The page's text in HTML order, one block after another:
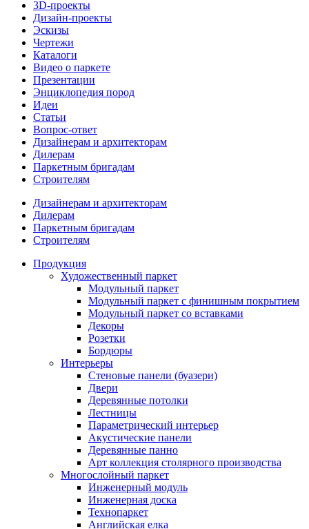
3D-проекты
Дизайн-проекты
Эскизы
Чертежи
Каталоги
Видео о паркете
Презентации
Энциклопедия пород
Идеи
Статьи
Вопрос-ответ
Дизайнерам и архитекторам
Дилерам
Паркетным бригадам
Строителям
Дизайнерам и архитекторам
Дилерам
Паркетным бригадам
Строителям
Продукция
Художественный паркет
Модульный паркет
Модульный паркет с финишным покрытием
Модульный паркет со вставками
Декоры
Розетки
Бордюры
Интерьеры
Стеновые панели (буазери)
Двери
Деревянные потолки
Лестницы
Параметрический интерьер
Акустические панели
Деревянные панно
Арт коллекция столярного производства
Многослойный паркет
Инженерный модуль
Инженерная доска
Технопаркет
Английская елка